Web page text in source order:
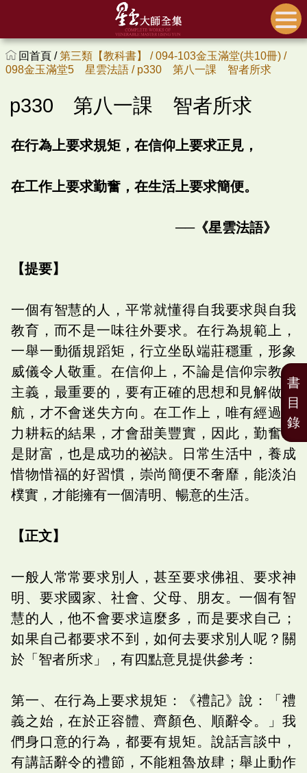
回首頁 /第三類【教科書】 /094-103金玉滿堂(共10冊) /
098金玉滿堂5 星雲法語 / p330 第八一課 智者所求
p330 第八一課 智者所求
在行為上要求規矩，在信仰上要求正見，
在工作上要求勤奮，在生活上要求簡便。
──《星雲法語》
【提要】
一個有智慧的人，平常就懂得自我要求與自我
教育，而不是一味往外要求。在行為規範上，
一舉一動循規蹈矩，行立坐臥端莊穩重，形象
威儀令人敬重。在信仰上，不論是信仰宗教或
主義，最重要的，要有正確的思想和見解做導
航，才不會迷失方向。在工作上，唯有經過努
力耕耘的結果，才會甜美豐實，因此，勤奮就
是財富，也是成功的祕訣。日常生活中，養成
惜物惜福的好習慣，崇尚簡便不奢靡，能淡泊
樸實，才能擁有一個清明、暢意的生活。
【正文】
一般人常常要求別人，甚至要求佛祖、要求神
明、要求國家、社會、父母、朋友。一個有智
慧的人，他不會要求這麼多，而是要求自己；
如果自己都要求不到，如何去要求別人呢？關
於「智者所求」，有四點意見提供參考：
第一、在行為上要求規矩：《禮記》說：「禮
義之始，在於正容體、齊顏色、順辭令。」我
們身口意的行為，都要有規矩。說話言談中，
有講話辭令的禮節，不能粗魯放肆；舉止動作
書
目
錄